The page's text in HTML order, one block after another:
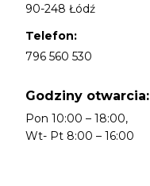
90-248 Łódź
Telefon:
796 560 530
Godziny otwarcia:
Pon 10:00 – 18:00,
Wt- Pt 8:00 – 16:00